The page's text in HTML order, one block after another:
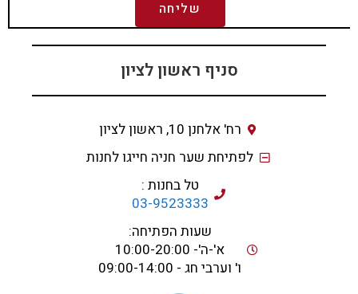
שליחה
סניף ראשון לציון
רח' אלחנן 10, ראשון לציון
לפתיחת שער חניה חייגו לחנות
טל בחנות :
03-9523333
שעות הפתיחה:
א'-ה'- 10:00-20:00
ו' וערבי חג - 09:00-14:00